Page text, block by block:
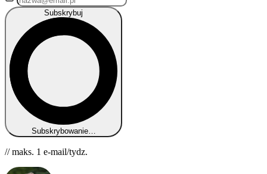
Subskrybuj
Subskrybowanie…
// maks. 1 e-mail/tydz.